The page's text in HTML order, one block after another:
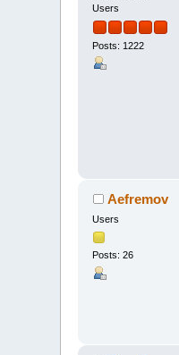
Users
Posts: 1222
Aefremov
Users
Posts: 26